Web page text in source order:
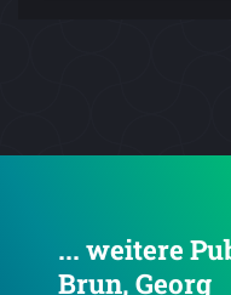
... weitere
Brun, Georg